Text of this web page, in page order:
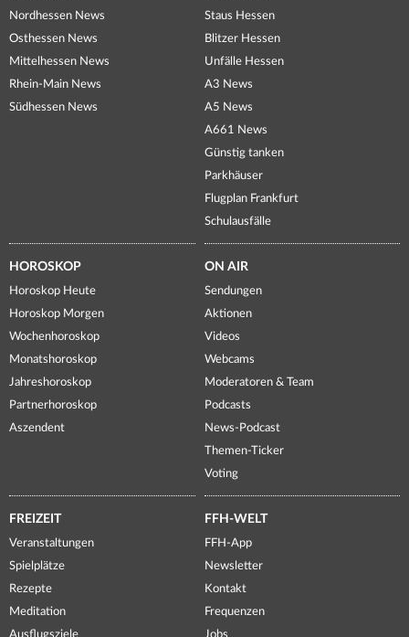
Nordhessen News
Osthessen News
Mittelhessen News
Rhein-Main News
Südhessen News
Staus Hessen
Blitzer Hessen
Unfälle Hessen
A3 News
A5 News
A661 News
Günstig tanken
Parkhäuser
Flugplan Frankfurt
Schulausfälle
HOROSKOP
Horoskop Heute
Horoskop Morgen
Wochenhoroskop
Monatshoroskop
Jahreshoroskop
Partnerhoroskop
Aszendent
ON AIR
Sendungen
Aktionen
Videos
Webcams
Moderatoren & Team
Podcasts
News-Podcast
Themen-Ticker
Voting
FREIZEIT
Veranstaltungen
Spielplätze
Rezepte
Meditation
FFH-WELT
FFH-App
Newsletter
Kontakt
Frequenzen